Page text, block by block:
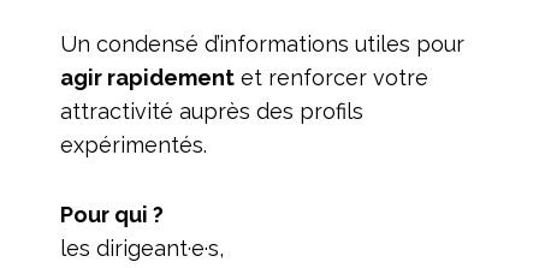
Un condensé d’informations utiles pour
agir rapidement et renforcer votre
attractivité auprès des profils
expérimentés.
Pour qui ?
les dirigeant·e·s,